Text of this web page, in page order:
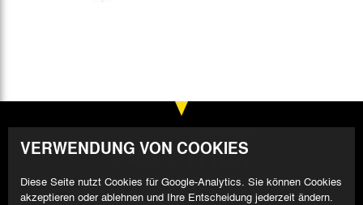
VERWENDUNG VON COOKIES
Diese Seite nutzt Cookies für Google-Analytics. Sie können Cookies
akzeptieren oder ablehnen und Ihre Entscheidung jederzeit ändern.